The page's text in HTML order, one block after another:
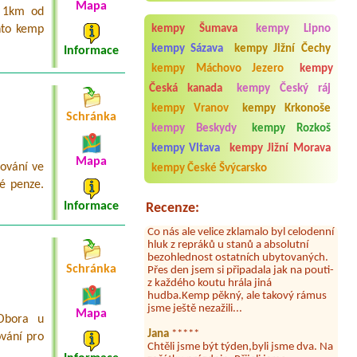
Termín od 2026-08-01 | tábořiště U
hrocha
1 stan a 5 osob
Termín od 2026-07-24 |Autokemp
Jezero
kempy Šumava
kempy Lipno
kempy Sázava
kempy Jižní Čechy
kempy Máchovo Jezero
kempy
Česká kanada
kempy Český ráj
kempy Vranov
kempy Krkonoše
kempy Beskydy
kempy Rozkoš
kempy Vltava
kempy Jižní Morava
kempy České Švýcarsko
Recenze:
Aneta Melicharová
Byli jsme zde v týdnu od 25.7. do 1.8.
2026. Kemp jako takový je pěkný. V
umývárně i na WC bylo vždy čisto,
doplněný papír i utěrky, což při
množství návštěvníků není
restaurace, kebab a další občerstvení.
hluk z repráků u stanů a absolutní
bezohlednost ostatních ubytovaných.
Přes den jsem si připadala jak na pouti-
z každého koutu hrála jiná
hudba.Kemp pěkný, ale takový rámus
jsme ještě nezažili...
Chtěli jsme být týden,byli jsme dva. Na
začátku prázdnin. Přijeli jsme
od
kemp
Mapa
Informace
ve
penze.
Schránka
Mapa
Informace
u
pro
Schránka
Mapa